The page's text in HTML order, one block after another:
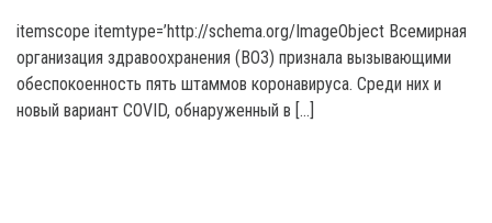
itemscope itemtype=’http://schema.org/ImageObject Всемирная
организация здравоохранения (ВОЗ) признала вызывающими
обеспокоенность пять штаммов коронавируса. Среди них и
новый вариант COVID, обнаруженный в […]